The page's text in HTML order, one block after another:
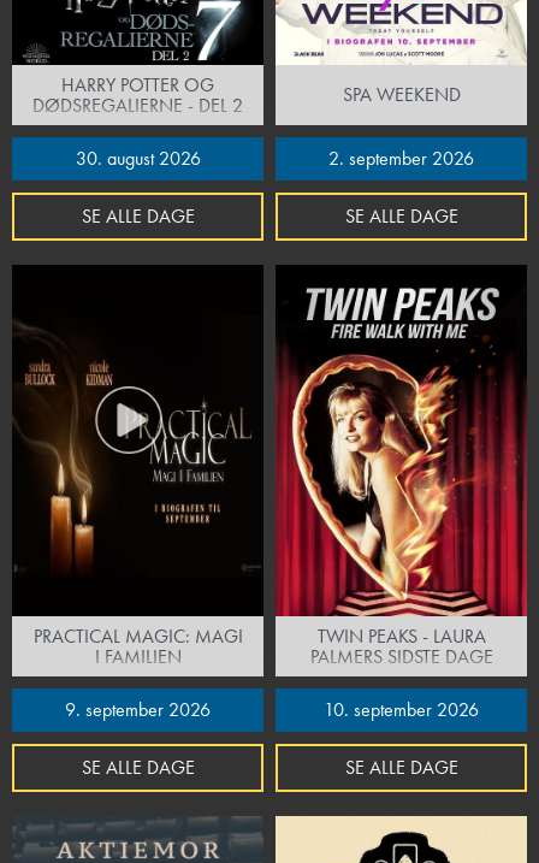
HARRY POTTER OG
DØDSREGALIERNE - DEL 2
30. august 2026
SE ALLE DAGE
SPA WEEKEND
2. september 2026
SE ALLE DAGE
PRACTICAL MAGIC: MAGI
I FAMILIEN
9. september 2026
SE ALLE DAGE
TWIN PEAKS - LAURA
PALMERS SIDSTE DAGE
10. september 2026
SE ALLE DAGE